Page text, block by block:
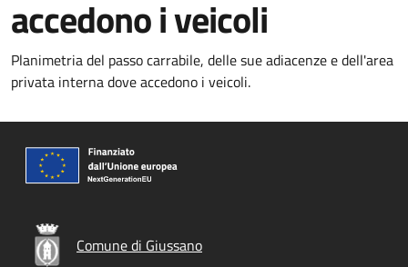
accedono i veicoli
Planimetria del passo carrabile, delle sue adiacenze e dell'area
privata interna dove accedono i veicoli.
Comune di Giussano